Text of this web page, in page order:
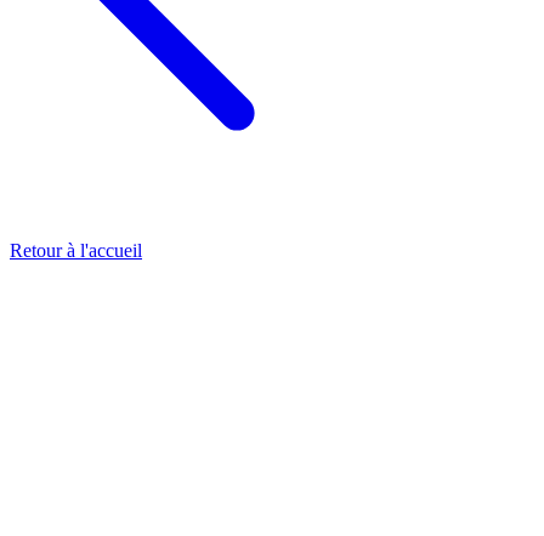
Retour à l'accueil